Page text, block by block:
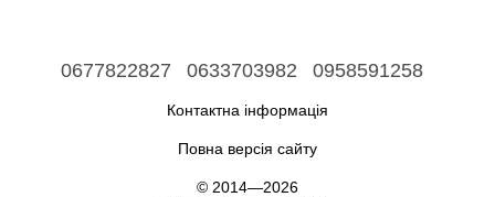
0677822827 0633703982 0958591258
Контактна інформація
Повна версія сайту
© 2014—2026